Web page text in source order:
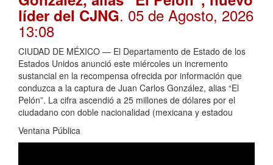
líder del CJNG. 05 de Agosto, 2026
13:08
CIUDAD DE MÉXICO — El Departamento de Estado de los
Estados Unidos anunció este miércoles un incremento
sustancial en la recompensa ofrecida por información que
conduzca a la captura de Juan Carlos González, alias “El
Pelón”. La cifra ascendió a 25 millones de dólares por el
ciudadano con doble nacionalidad (mexicana y estadou
Ventana Pública